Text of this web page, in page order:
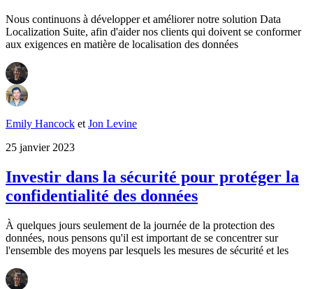
Nous continuons à développer et améliorer notre solution Data
Localization Suite, afin d'aider nos clients qui doivent se conformer
aux exigences en matière de localisation des données
Emily Hancock et Jon Levine
25 janvier 2023
Investir dans la sécurité pour protéger la
confidentialité des données
À quelques jours seulement de la journée de la protection des
données, nous pensons qu'il est important de se concentrer sur
l'ensemble des moyens par lesquels les mesures de sécurité et les